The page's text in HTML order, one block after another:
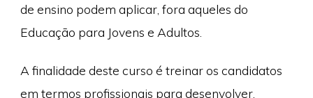
de ensino podem aplicar, fora aqueles do
Educação para Jovens e Adultos.
A finalidade deste curso é treinar os candidatos
em termos profissionais para desenvolver,